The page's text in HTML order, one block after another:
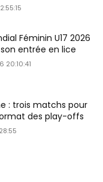
Féminin U17 2026
entrée en lice
20:10:41
: trois matchs pour
des play-offs